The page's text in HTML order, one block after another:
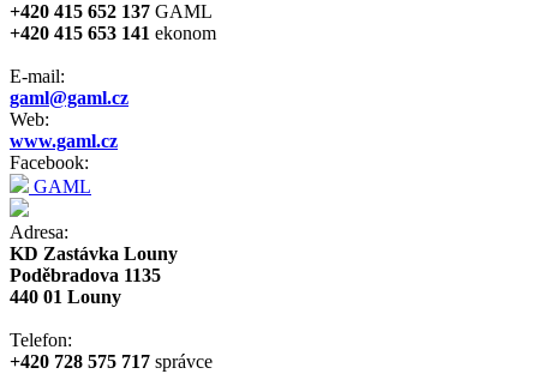
+420 415 652 137 GAML
+420 415 653 141 ekonom
E-mail:
gaml@gaml.cz
Web:
www.gaml.cz
Facebook:
GAML
Adresa:
KD Zastávka Louny
Poděbradova 1135
440 01 Louny
Telefon:
+420 728 575 717 správce